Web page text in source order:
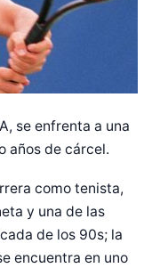
se enfrenta a una
años de cárcel.
como tenista,
y una de las
de los 90s; la
encuentra en uno